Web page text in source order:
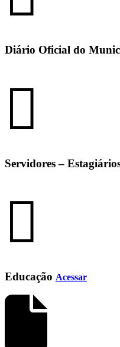
Diário Oficial do
Servidores –
Educação Acessar